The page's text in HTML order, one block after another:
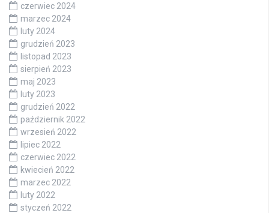
czerwiec 2024
marzec 2024
luty 2024
grudzień 2023
listopad 2023
sierpień 2023
maj 2023
luty 2023
grudzień 2022
październik 2022
wrzesień 2022
lipiec 2022
czerwiec 2022
kwiecień 2022
marzec 2022
luty 2022
styczeń 2022